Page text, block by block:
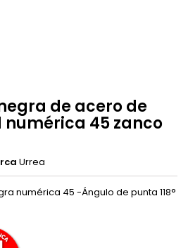
de acero de
45 zanco
Urrea
numérica 45 -Ángulo de punta 118°